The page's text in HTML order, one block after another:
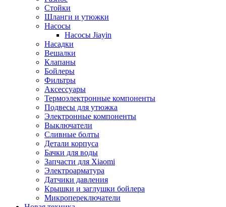
Стойки
Шланги и утюжки
Насосы
Насосы Jiayin
Насадки
Вешалки
Клапаны
Бойлеры
Фильтры
Аксессуары
Термоэлектронные компоненты
Подвесы для утюжка
Электронные компоненты
Выключатели
Сливные болты
Детали корпуса
Бачки для воды
Запчасти для Xiaomi
Электроарматура
Датчики давления
Крышки и заглушки бойлера
Микропереключатели